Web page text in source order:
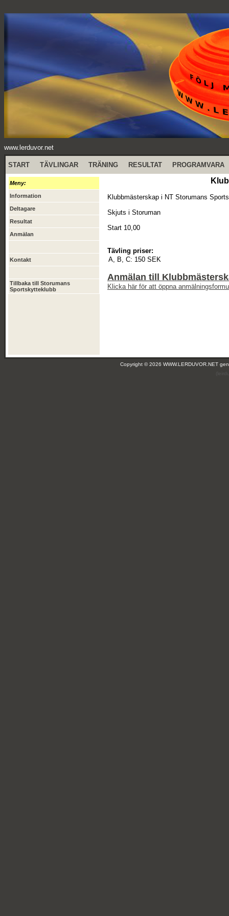
www.lerduvor.net
START TÄVLINGAR TRÄNING RESULTAT PROGRAMVARA
Meny:
Information
Deltagare
Resultat
Anmälan
Kontakt
Tillbaka till Storumans
Sportskytteklubb
Klubbmästerskap i NT Storumans
Skjuts i Storuman
Start 10,00
Tävling priser:
A, B, C: 150 SEK
Anmälan till
Klicka här för att öppna
Copyright © 2026 WWW.LERDUVOR.NET